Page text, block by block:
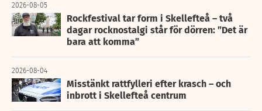
2026-08-05
Rockfestival tar form i Skellefteå – två
dagar rocknostalgi står för dörren: ”Det är
bara att komma”
2026-08-04
Misstänkt rattfylleri efter krasch – och
inbrott i Skellefteå centrum